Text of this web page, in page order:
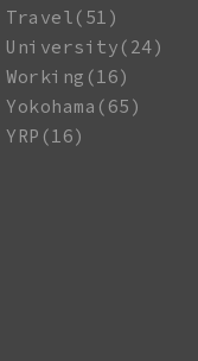
Travel(51)
University(24)
Working(16)
Yokohama(65)
YRP(16)